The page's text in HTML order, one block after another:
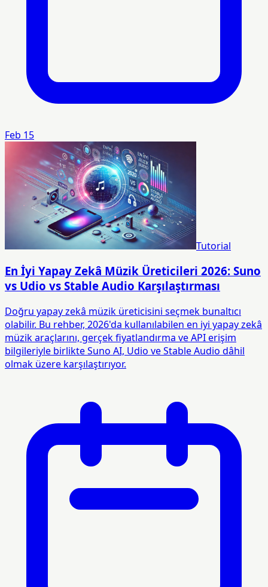
Feb 15
Tutorial
En İyi Yapay Zekâ Müzik Üreticileri 2026: Suno
vs Udio vs Stable Audio Karşılaştırması
Doğru yapay zekâ müzik üreticisini seçmek bunaltıcı
olabilir. Bu rehber, 2026'da kullanılabilen en iyi yapay zekâ
müzik araçlarını, gerçek fiyatlandırma ve API erişim
bilgileriyle birlikte Suno AI, Udio ve Stable Audio dâhil
olmak üzere karşılaştırıyor.